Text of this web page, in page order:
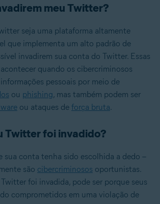
meu Twitter?
seja uma plataforma altamente
que implementa um alto padrão de
invadirem sua conta do Twitter. Essas
quando os cibercriminosos
pessoais por meio de
ou phishing, mas também podem ser
ou ataques de força bruta.
Twitter foi invadido?
sua conta tenha sido escolhida a dedo –
são cibercriminosos oportunistas.
foi invadida, pode ser porque seus
comprometidos em uma violação de